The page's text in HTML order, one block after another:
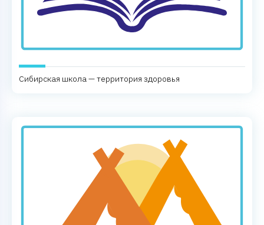
Сибирская школа — территория здоровья